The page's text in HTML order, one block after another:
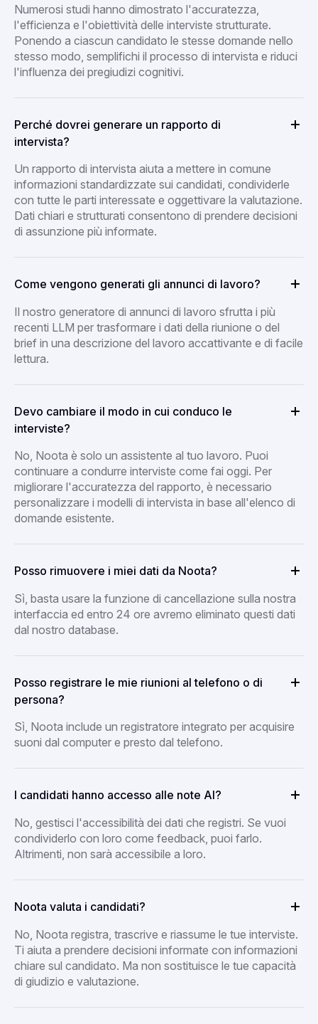
Numerosi studi hanno dimostrato l'accuratezza,
l'efficienza e l'obiettività delle interviste strutturate.
Ponendo a ciascun candidato le stesse domande nello
stesso modo, semplifichi il processo di intervista e riduci
l'influenza dei pregiudizi cognitivi.
Perché dovrei generare un rapporto di
intervista?
Un rapporto di intervista aiuta a mettere in comune
informazioni standardizzate sui candidati, condividerle
con tutte le parti interessate e oggettivare la valutazione.
Dati chiari e strutturati consentono di prendere decisioni
di assunzione più informate.
Come vengono generati gli annunci di lavoro?
Il nostro generatore di annunci di lavoro sfrutta i più
recenti LLM per trasformare i dati della riunione o del
brief in una descrizione del lavoro accattivante e di facile
lettura.
Devo cambiare il modo in cui conduco le
interviste?
No, Noota è solo un assistente al tuo lavoro. Puoi
continuare a condurre interviste come fai oggi. Per
migliorare l'accuratezza del rapporto, è necessario
personalizzare i modelli di intervista in base all'elenco di
domande esistente.
Posso rimuovere i miei dati da Noota?
Sì, basta usare la funzione di cancellazione sulla nostra
interfaccia ed entro 24 ore avremo eliminato questi dati
dal nostro database.
Posso registrare le mie riunioni al telefono o di
persona?
Sì, Noota include un registratore integrato per acquisire
suoni dal computer e presto dal telefono.
I candidati hanno accesso alle note AI?
No, gestisci l'accessibilità dei dati che registri. Se vuoi
condividerlo con loro come feedback, puoi farlo.
Altrimenti, non sarà accessibile a loro.
Noota valuta i candidati?
No, Noota registra, trascrive e riassume le tue interviste.
Ti aiuta a prendere decisioni informate con informazioni
chiare sul candidato. Ma non sostituisce le tue capacità
di giudizio e valutazione.